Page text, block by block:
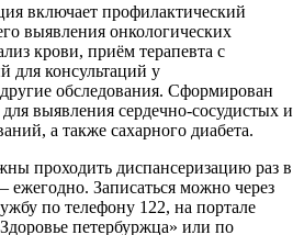
включает профилактический
выявления онкологических
крови, приём терапевта с
для консультаций у
обследования. Сформирован
выявления сердечно‑сосудистых и
а также сахарного диабета.
проходить диспансеризацию раз в
ежегодно. Записаться можно через
по телефону 122, на портале
петербуржца» или по